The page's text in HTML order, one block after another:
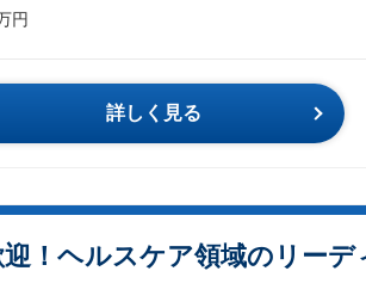
円
詳しく見る
！ヘルスケア領域のリー